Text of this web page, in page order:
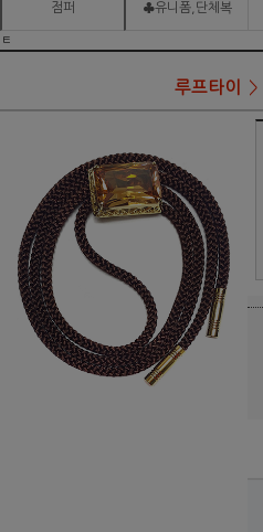
점퍼 ♣유니폼,단체복
ㅌ
루프타이